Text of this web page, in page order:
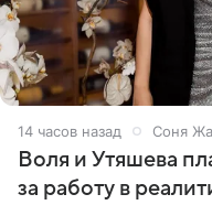
14 часов назад Соня
Воля и Утяшева
за работу в